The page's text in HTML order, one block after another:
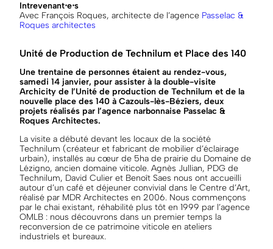
Intrevenant⋅e⋅s
Avec François Roques, architecte de l’agence Passelac &
Roques architectes
Unité de Production de Technilum et Place des 140
Une trentaine de personnes étaient au rendez-vous,
samedi 14 janvier, pour assister à la double-visite
Archicity de l’Unité de production de Technilum et de la
nouvelle place des 140 à Cazouls-lès-Béziers, deux
projets réalisés par l’agence narbonnaise Passelac &
Roques Architectes.
La visite a débuté devant les locaux de la société
Technilum (créateur et fabricant de mobilier d’éclairage
urbain), installés au cœur de 5ha de prairie du Domaine de
Lézigno, ancien domaine viticole. Agnès Jullian, PDG de
Technilum, David Culier et Benoît Saes nous ont accueilli
autour d’un café et déjeuner convivial dans le Centre d’Art,
réalisé par MDR Architectes en 2006. Nous commençons
par le chai existant, réhabilité plus tôt en 1999 par l’agence
OMLB : nous découvrons dans un premier temps la
reconversion de ce patrimoine viticole en ateliers
industriels et bureaux.